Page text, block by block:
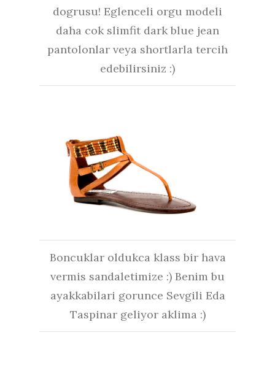
dogrusu! Eglenceli orgu modeli
daha cok slimfit dark blue jean
pantolonlar veya shortlarla tercih
edebilirsiniz :)
Boncuklar oldukca klass bir hava
vermis sandaletimize :) Benim bu
ayakkabilari gorunce Sevgili Eda
Taspinar geliyor aklima :)